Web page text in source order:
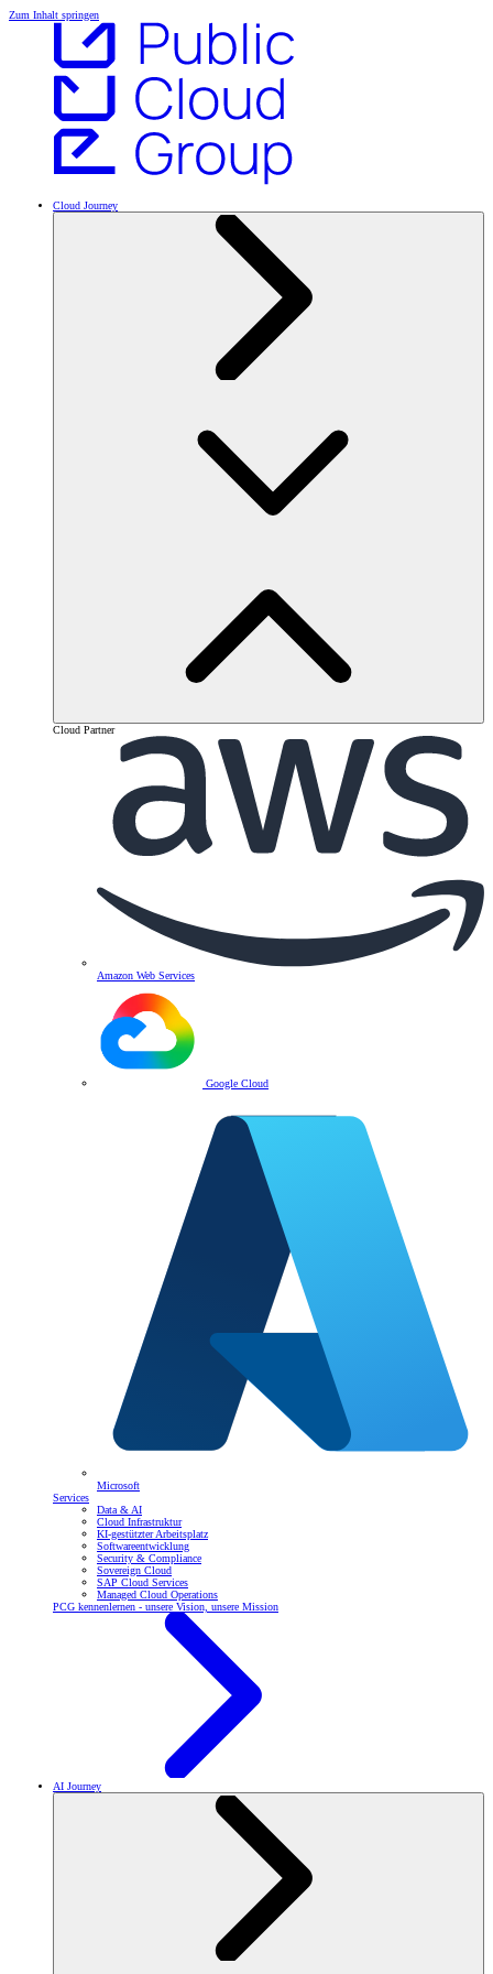
Zum Inhalt springen
Cloud Journey
Cloud Partner
Amazon Web Services
Google Cloud
Microsoft
Services
Data & AI
Cloud Infrastruktur
KI-gestützter Arbeitsplatz
Softwareentwicklung
Security & Compliance
Sovereign Cloud
SAP Cloud Services
Managed Cloud Operations
PCG kennenlernen - unsere Vision, unsere Mission
AI Journey